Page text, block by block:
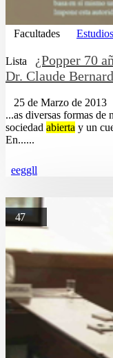
Facultades
Lista
¿Popper 70
Dr. Claude
25 de Marzo de 2013
...as diversas formas de
sociedad abierta y un
En......
eeggll
47